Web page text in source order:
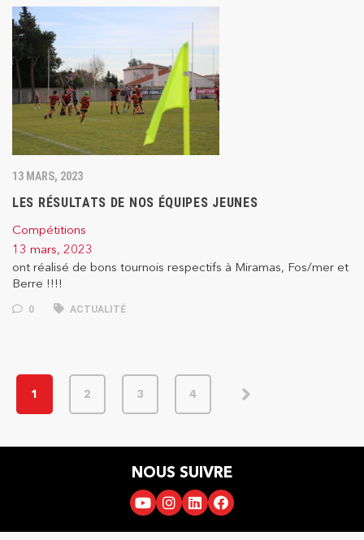
13 MARS, 2023
LES RÉSULTATS DE NOS ÉQUIPES JEUNES
Compétitions
13 mars, 2023
ont réalisé de bons tournois respectifs à Miramas, Fos/mer et
Berre !!!!
0 ACTUALITÉ
1 2 3 4
NOUS SUIVRE